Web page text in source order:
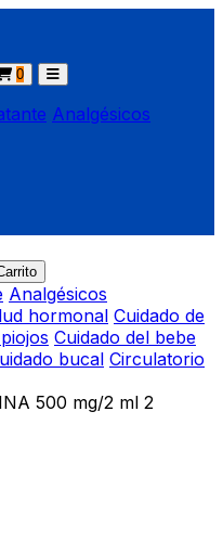
0
Analgésicos
Analgésicos
hormonal Cuidado de
Cuidado del bebe
bucal Circulatorio
500 mg/2 ml 2